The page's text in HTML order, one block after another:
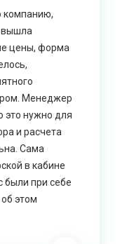
компанию,
вышла
цены, форма
Менеджер
это нужно для
и расчета
Сама
в кабине
были при себе
этом